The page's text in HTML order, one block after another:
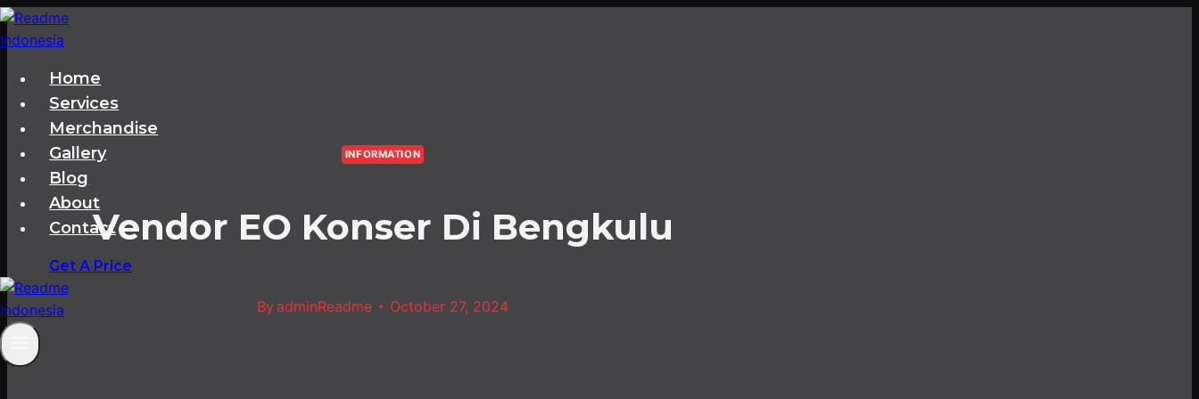
Skip
to
Home
Services
Merchandise
Gallery
Blog
About
Contact
Get A Price
INFORMATION
Vendor EO Konser Di Bengkulu
By adminReadme October 27, 2024